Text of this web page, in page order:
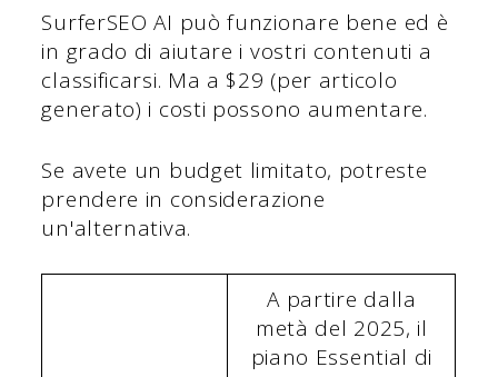
SurferSEO AI può funzionare bene ed è
in grado di aiutare i vostri contenuti a
classificarsi. Ma a $29 (per articolo
generato) i costi possono aumentare.
Se avete un budget limitato, potreste
prendere in considerazione
un'alternativa.
A partire dalla
metà del 2025, il
piano Essential di